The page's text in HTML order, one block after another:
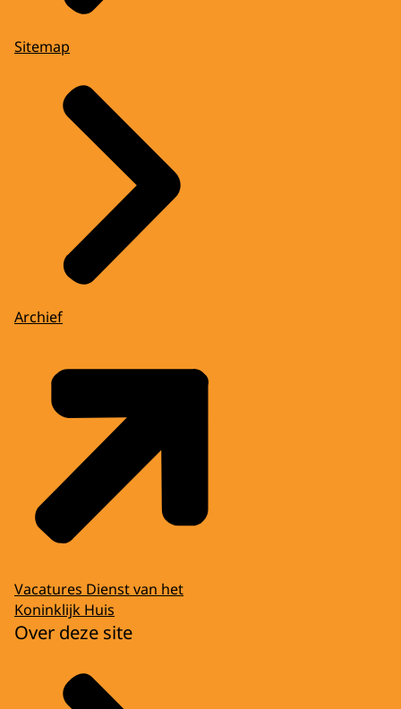
Sitemap
Archief
Vacatures Dienst van het
Koninklijk Huis
Over deze site